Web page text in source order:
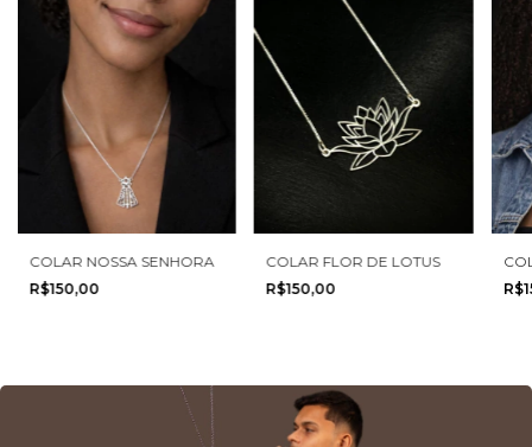
COLAR NOSSA SENHORA
R$150,00
COLAR FLOR DE LOTUS
R$150,00